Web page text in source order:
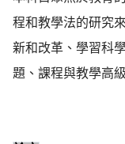
程和教學法的研究
新和改革、學習科
題、課程與教學高